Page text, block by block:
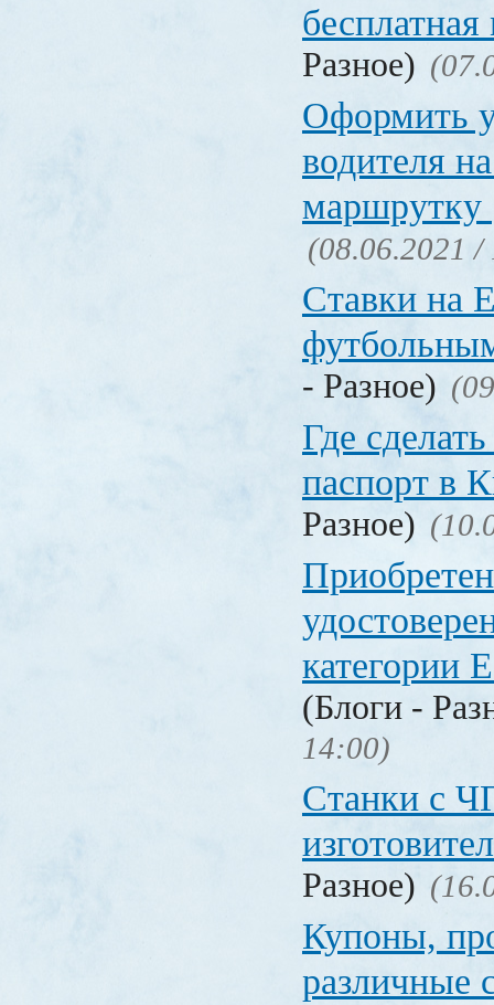
Разное)
Оформить
водителя
маршрутку
(08.06.2021 /
Ставки на
- Разное)
Где
паспорт в
Разное)
категории
(Блоги -
14:00)
Станки с
Разное)
Купоны,
различные